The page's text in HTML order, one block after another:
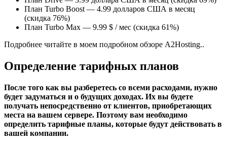
План Turbo Boost — 4.99 долларов США в месяц
(скидка 76%)
План Turbo Max — 9.99 $ / мес (скидка 61%)
Подробнее читайте в моем подробном обзоре A2Hosting..
Определение тарифных планов
После того как вы разберетесь со всеми расходами, нужно
будет задуматься и о будущих доходах. Их вы будете
получать непосредственно от клиентов, приобретающих
места на вашем сервере. Поэтому вам необходимо
определить тарифные планы, которые будут действовать в
вашей компании.